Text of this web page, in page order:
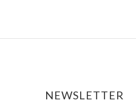
NEWSLETTER